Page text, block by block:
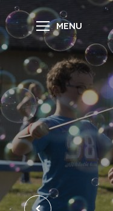
MENU